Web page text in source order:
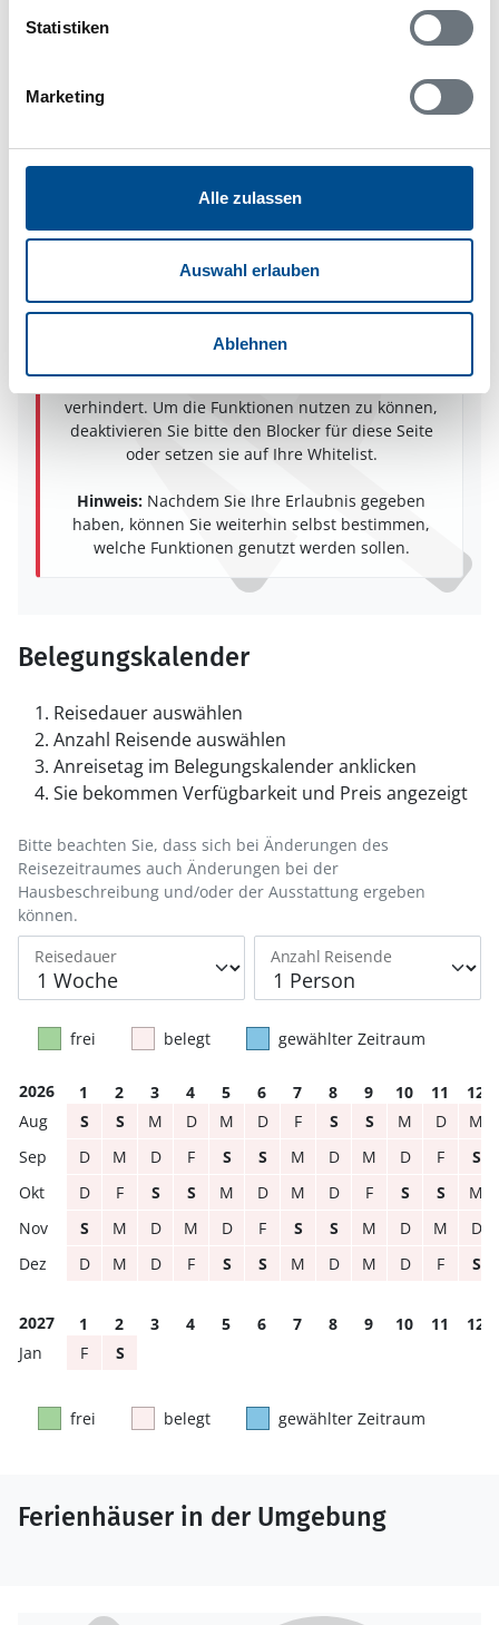
Statistiken
Marketing
Alle zulassen
Auswahl erlauben
Ablehnen
Ferienhaus 63621
Olofsbo
31171 Falkenberg
In Ihrem Browser scheint ein
Funktionen wird dadurch auf dieser Seite
verhindert. Um die Funktionen nutzen zu können,
deaktivieren Sie bitte den Blocker für diese Seite
oder setzen sie auf Ihre Whitelist.
Hinweis: Nachdem Sie Ihre Erlaubnis gegeben
haben, können Sie weiterhin selbst bestimmen,
welche Funktionen genutzt werden sollen.
Belegungskalender
Reisedauer auswählen
Anzahl Reisende auswählen
Anreisetag im Belegungskalender anklicken
Sie bekommen Verfügbarkeit und Preis angezeigt
Reisedauer Anzahl Reisende
Bitte beachten Sie, dass sich bei Änderungen des
Reisezeitraumes auch Änderungen bei der
Hausbeschreibung und/oder der Ausstattung ergeben
können.
frei belegt gewählter Zeitraum
2026 1 2 3 4 5 6 7 8 9 10 11
12
S
S M D M D F S S M D
M
D
M D F S S M D M D F
S
D
F S S M D M D F S S
M
S
M D M D F S S M D M
D
D
M D F S S M D M D F S
2027 1 2 3 4 5 6 7 8 9 10 11
12
F
S
frei belegt gewählter Zeitraum
Ferienhäuser in der Umgebung